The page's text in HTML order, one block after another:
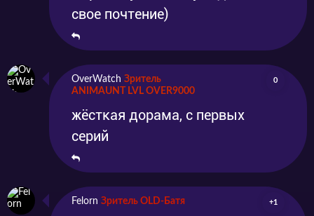
свое почтение)
OverWatch Зритель
ANIMAUNT LVL OVER9000
0
жёсткая дорама, с первых
серий
Felorn Зритель OLD-Батя +1